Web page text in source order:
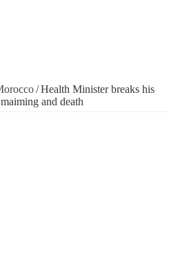
/Health Minister breaks his
and death